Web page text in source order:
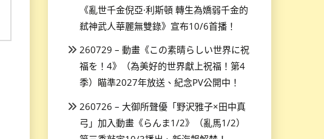
《亂世千金倪亞·利斯頓 轉生為嬌弱千金的
弒神武人華麗無雙錄》宣布10/6首播！
260729 – 動畫《この素晴らしい世界に祝
福を！4》（為美好的世界獻上祝福！第4
季）瞄準2027年放送、紀念PV公開中！
260726 – 大御所聲優「野沢雅子×田中真
弓」加入動畫《らんま1/2》（亂馬1/2）